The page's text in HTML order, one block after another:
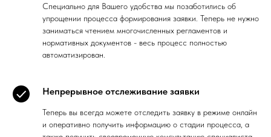
Специально для Вашего удобства мы позаботились об
упрощении процесса формирования заявки. Теперь не нужно
заниматься чтением многочисленных регламентов и
нормативных документов - весь процесс полностью
автоматизирован.
Непрерывное отслеживание заявки
Теперь вы всегда можете отследить заявку в режиме онлайн
и оперативно получить информацию о стадии процесса, а